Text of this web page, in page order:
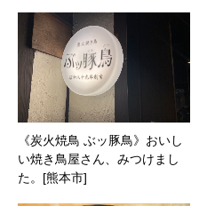
《炭火焼鳥 ぶッ豚鳥》おいし
い焼き鳥屋さん、みつけまし
た。[熊本市]